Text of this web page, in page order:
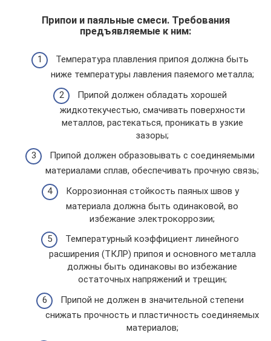
Припои и паяльные смеси. Требования
предъявляемые к ним:
Температура плавления припоя должна быть
ниже температуры лавления паяемого металла;
Припой должен обладать хорошей
жидкотекучестью, смачивать поверхности
металлов, растекаться, проникать в узкие
зазоры;
Припой должен образовывать с соединяемыми
материалами сплав, обеспечивать прочную связь;
Коррозионная стойкость паяных швов у
материала должна быть одинаковой, во
избежание электрокоррозии;
Температурный коэффициент линейного
расширения (ТКЛР) припоя и основного металла
должны быть одинаковы во избежание
остаточных напряжений и трещин;
Припой не должен в значительной степени
снижать прочность и пластичность соединяемых
материалов;